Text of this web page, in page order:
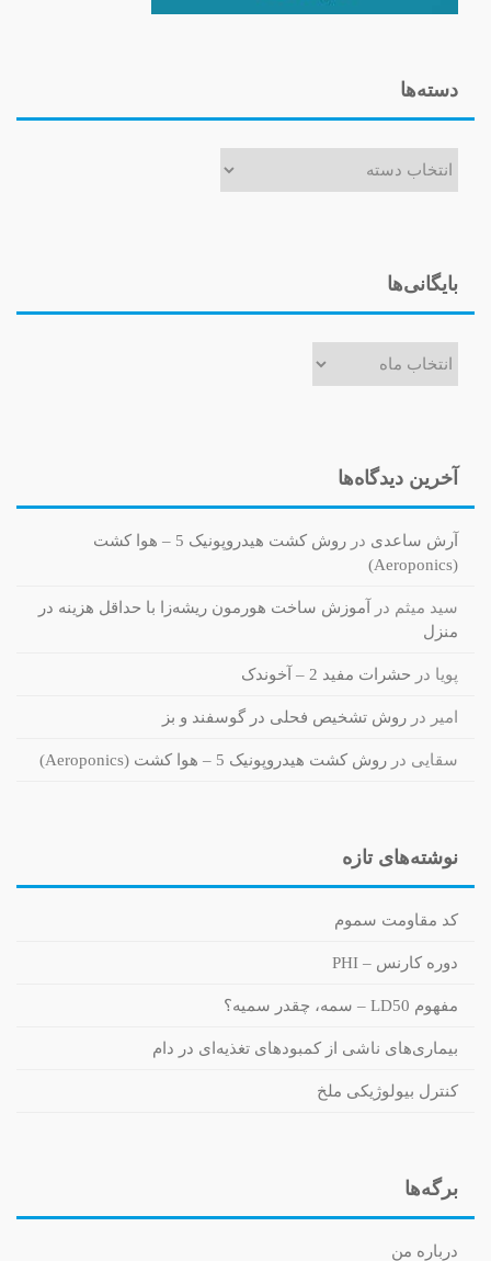
دسته‌ها
بایگانی‌ها
آخرین دیدگاه‌ها
آرش ساعدی در
روش کشت هیدروپونیک 5 – هوا کشت
(Aeroponics)
سید میثم در
آموزش ساخت هورمون ریشه‌زا با حداقل هزینه در
منزل
پویا در حشرات مفید 2 – آخوندک
امیر در روش تشخیص فحلی در گوسفند و بز
سقایی در روش کشت هیدروپونیک 5 – هوا کشت (Aeroponics)
نوشته‌های تازه
کد مقاومت سموم
دوره کارنس – PHI
مفهوم LD50 – سمه، چقدر سمیه؟
بیماری‌های ناشی از کمبودهای تغذیه‌ای در دام
کنترل بیولوژیکی ملخ
برگه‌ها
درباره من